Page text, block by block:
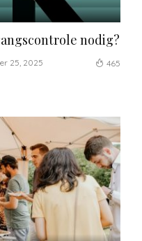
nodig?
25, 2025 465